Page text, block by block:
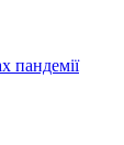
пандемії